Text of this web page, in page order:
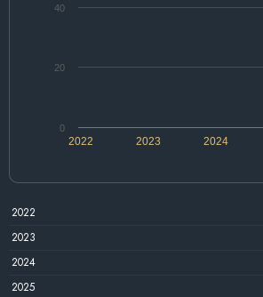
2022 2024
2023
0
20
40
2022
2023
2024
2025